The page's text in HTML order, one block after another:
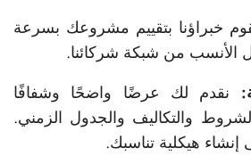
خبراؤنا بتقييم مشروعك بسرعة
الأنسب من شبكة شركائنا.
نقدم لك عرضًا واضحًا وشفافًا
والتكاليف والجدول الزمني.
هيكلية تناسبك.